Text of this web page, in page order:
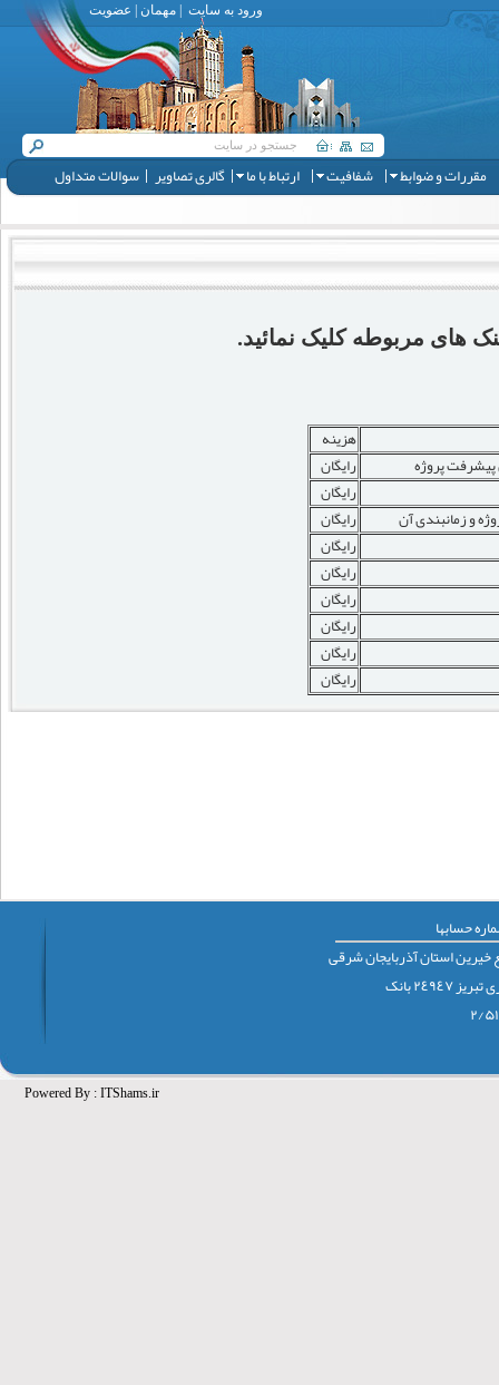
ورود به سایت مهمان عضویت
مقررات و ضوابط شفافیت ارتباط با ما گالری تصاویر سوالات متداول
های مربوطه کلیک نمائید.
هزینه
پیشرفت پروژه
رایگان
رایگان
و زمانبندی آن
رایگان
رایگان
رایگان
رایگان
رایگان
رایگان
رایگان
حسابها
استان آذربايجان شرقی
بانک
Powered By : ITShams.ir